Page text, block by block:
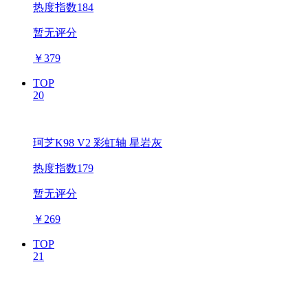
热度指数184
暂无评分
￥379
TOP
20
珂芝K98 V2 彩虹轴 星岩灰
热度指数179
暂无评分
￥ 269
TOP
21